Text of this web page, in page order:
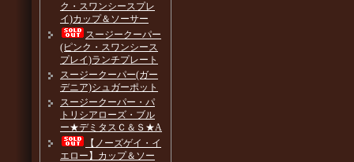
ク・スワンシースプレ
イ)カップ＆ソーサー
スージークーパー
(ピンク・スワンシース
プレイ)ランチプレート
スージークーパー(ガー
デニア)シュガーポット
スージークーパー・パ
トリシアローズ・ブル
ー★デミタスＣ＆Ｓ★A
【ノーズゲイ・イ
エロー】カップ＆ソー